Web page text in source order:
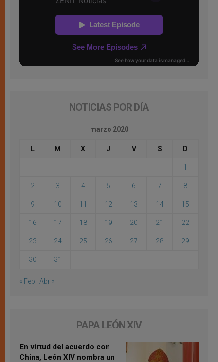
NOTICIAS POR DÍA
marzo 2020
L M X J V S D
1
2 3 4 5 6 7 8
9 10 11 12 13 14 15
16 17 18 19 20 21 22
23 24 25 26 27 28 29
30 31
« Feb Abr »
PAPA LEÓN XIV
En virtud del acuerdo con
China, León XIV nombra un